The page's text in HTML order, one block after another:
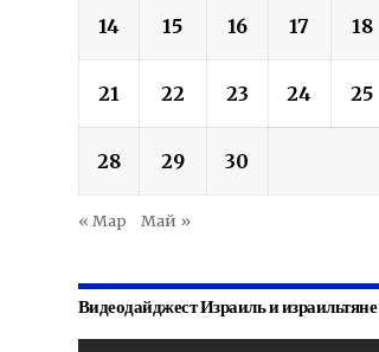
14 15 16 17 18
21 22 23 24 25
28 29 30
« Мар Май »
Видеодайджест Израиль и израильтяне